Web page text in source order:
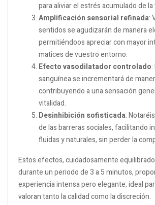
para aliviar el estrés acumulado de
Amplificación sensorial refinada:
sentidos se agudizarán de manera
permitiéndoos apreciar con mayor
matices de vuestro entorno.
Efecto vasodilatador controlado
sanguínea se incrementará de
contribuyendo a una sensación
vitalidad.
Desinhibición sofisticada:
de las barreras sociales, facilitando
fluidas y naturales, sin perder la
Estos efectos, cuidadosamente
durante un periodo de 3 a 5 minutos,
experiencia intensa pero elegante, ideal
valoran tanto la calidad como la discreción.